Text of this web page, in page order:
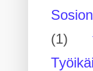
(1)